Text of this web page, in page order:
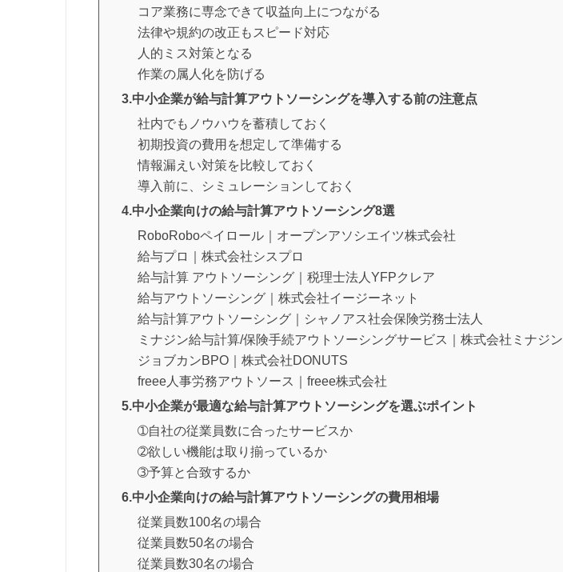
コア業務に専念できて収益向上につながる
法律や規約の改正もスピード対応
人的ミス対策となる
作業の属人化を防げる
3.中小企業が給与計算アウトソーシングを導入する前の注意点
社内でもノウハウを蓄積しておく
初期投資の費用を想定して準備する
情報漏えい対策を比較しておく
導入前に、シミュレーションしておく
4.中小企業向けの給与計算アウトソーシング8選
RoboRoboペイロール｜オープンアソシエイツ株式会社
給与プロ｜株式会社シスプロ
給与計算 アウトソーシング｜税理士法人YFPクレア
給与アウトソーシング｜株式会社イージーネット
給与計算アウトソーシング｜シャノアス社会保険労務士法人
ミナジン給与計算/保険手続アウトソーシングサービス｜株式会社ミナジン
ジョブカンBPO｜株式会社DONUTS
freee人事労務アウトソース｜freee株式会社
5.中小企業が最適な給与計算アウトソーシングを選ぶポイント
➀自社の従業員数に合ったサービスか
➁欲しい機能は取り揃っているか
➂予算と合致するか
6.中小企業向けの給与計算アウトソーシングの費用相場
従業員数100名の場合
従業員数50名の場合
従業員数30名の場合